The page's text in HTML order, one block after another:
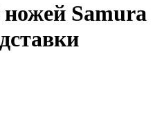
Samura